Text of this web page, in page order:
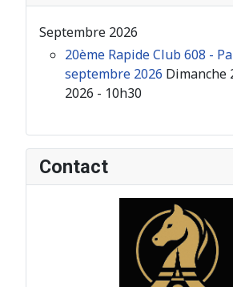
Septembre 2026
20ème Rapide Club 608 -
septembre 2026 Dimanche
2026 - 10h30
Contact